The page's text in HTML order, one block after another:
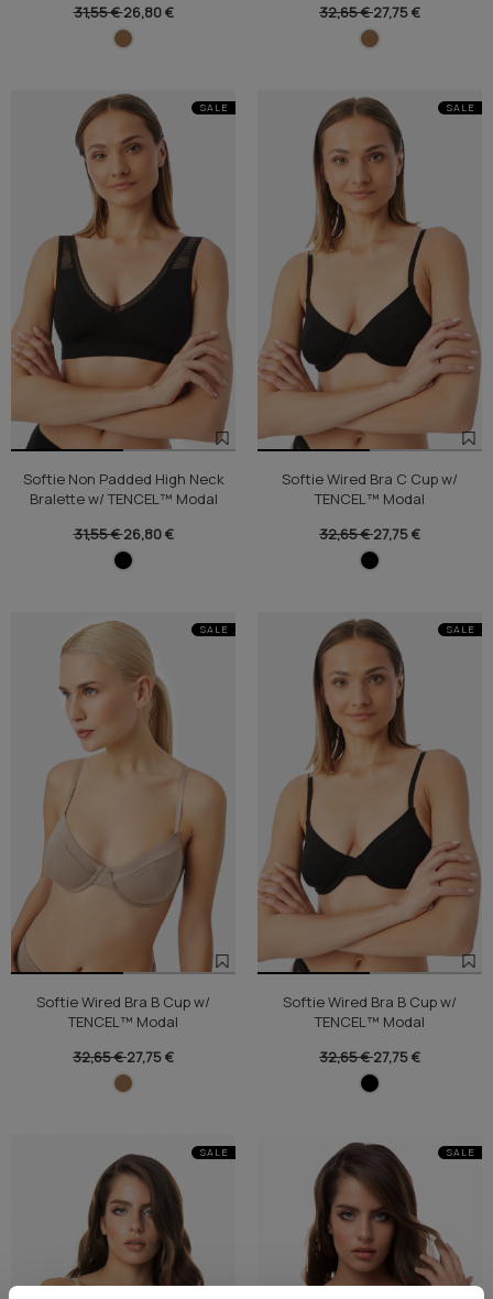
31,55 €26,80 €
32,65 €27,75 €
SALE
Softie Non Padded High Neck
Bralette w/ TENCEL™ Modal
31,55 €26,80 €
SALE
Softie Wired Bra C Cup w/
TENCEL™ Modal
32,65 €27,75 €
SALE
Softie Wired Bra B Cup w/
TENCEL™ Modal
32,65 €27,75 €
SALE
Softie Wired Bra B Cup w/
TENCEL™ Modal
32,65 €27,75 €
SALE SALE